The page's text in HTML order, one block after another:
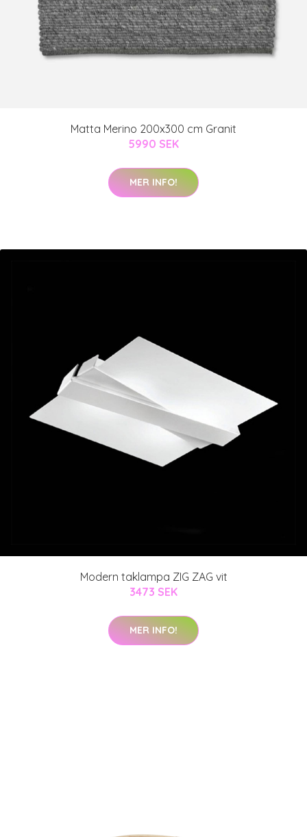
Matta Merino 200x300 cm Granit
5990 SEK
MER INFO!
Modern taklampa ZIG ZAG vit
3473 SEK
MER INFO!